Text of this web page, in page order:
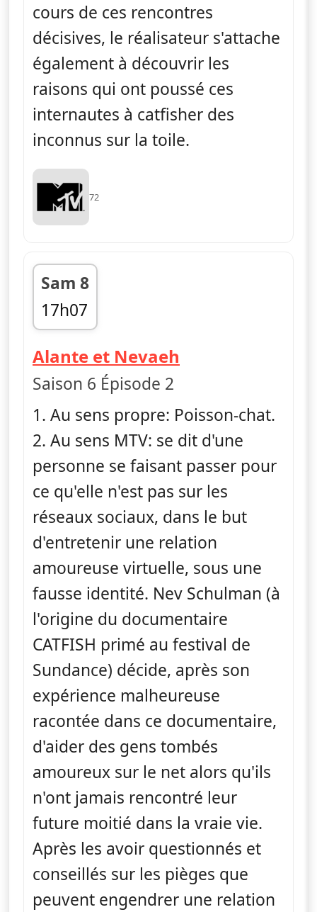
cours de ces rencontres
décisives, le réalisateur s'attache
également à découvrir les
raisons qui ont poussé ces
internautes à catfisher des
inconnus sur la toile.
72
Sam 8
17h07
fin 17h51
Alante et Nevaeh
Saison 6 Épisode 2
1. Au sens propre: Poisson-chat.
2. Au sens MTV: se dit d'une
personne se faisant passer pour
ce qu'elle n'est pas sur les
réseaux sociaux, dans le but
d'entretenir une relation
amoureuse virtuelle, sous une
fausse identité. Nev Schulman (à
l'origine du documentaire
CATFISH primé au festival de
Sundance) décide, après son
expérience malheureuse
racontée dans ce documentaire,
d'aider des gens tombés
amoureux sur le net alors qu'ils
n'ont jamais rencontré leur
future moitié dans la vraie vie.
Après les avoir questionnés et
conseillés sur les pièges que
peuvent engendrer une relation